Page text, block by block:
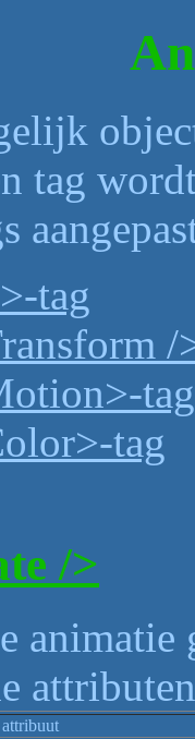
tag
tag
/
tag
tag
/>